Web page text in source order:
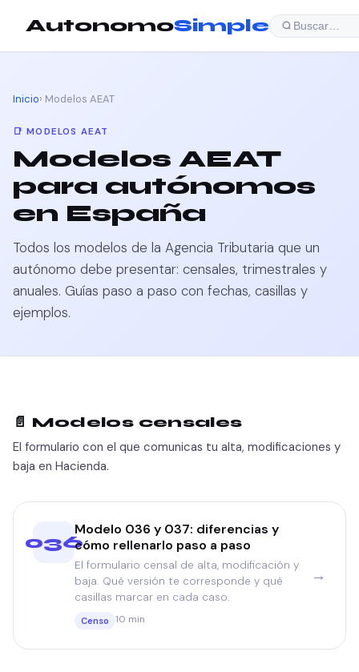
AutonomoSimple Buscar…
Inicio› Modelos AEAT
📑 MODELOS AEAT
Modelos AEAT
para autónomos
en España
Todos los modelos de la Agencia Tributaria que un
autónomo debe presentar: censales, trimestrales y
anuales. Guías paso a paso con fechas, casillas y
ejemplos.
📄 Modelos censales
El formulario con el que comunicas tu alta, modificaciones y
baja en Hacienda.
036
Modelo 036 y 037: diferencias y
cómo rellenarlo paso a paso
El formulario censal de alta, modificación y
baja. Qué versión te corresponde y qué
casillas marcar en cada caso.
Censo 10 min
→